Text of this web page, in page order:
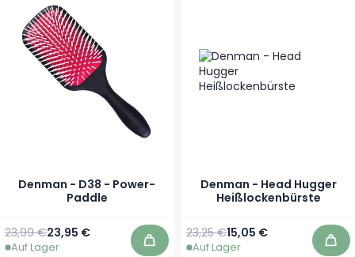
Denman - D38 - Power-
Paddle
Sonderpreis
23,95 €
Regulärer Preis
23,99 €
Auf Lager In den Warenkorb
Denman - Head Hugger
Heißlockenbürste
Ab
15,05 €
Regulärer Preis
23,25 €
Auf Lager In